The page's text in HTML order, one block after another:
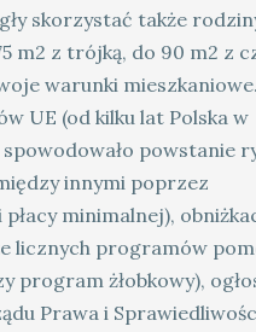
skorzystać także
m2 z trójką, do 90 m2 z
warunki
UE (od kilku lat Polska w
powstanie
innymi poprzez
minimalnej),
licznych programów
program żłobkowy),
Prawa i